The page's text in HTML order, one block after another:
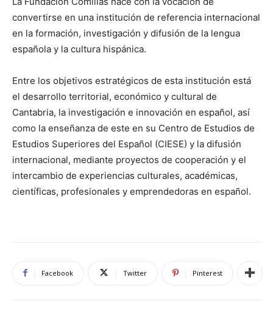
convertirse en una institución de referencia internacional
en la formación, investigación y difusión de la lengua
española y la cultura hispánica.
Entre los objetivos estratégicos de esta institución está
el desarrollo territorial, económico y cultural de
Cantabria, la investigación e innovación en español, así
como la enseñanza de este en su Centro de Estudios de
Estudios Superiores del Español (CIESE) y la difusión
internacional, mediante proyectos de cooperación y el
intercambio de experiencias culturales, académicas,
científicas, profesionales y emprendedoras en español.
Facebook Twitter Pinterest